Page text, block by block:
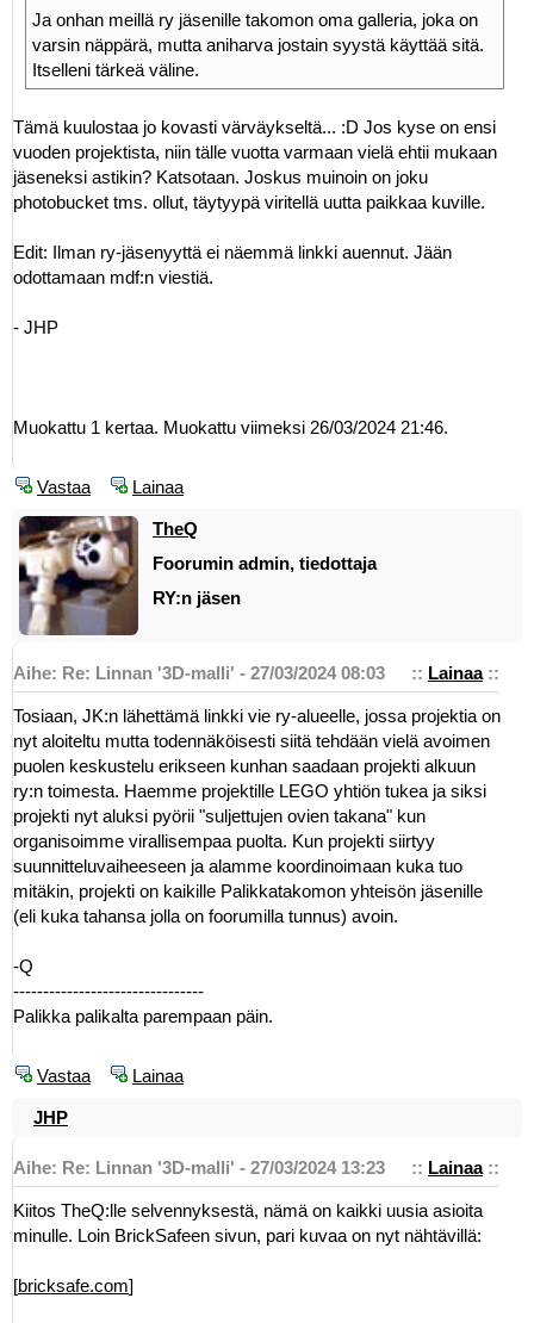
Ja onhan meillä ry jäsenille takomon oma galleria, joka on
varsin näppärä, mutta aniharva jostain syystä käyttää sitä.
Itselleni tärkeä väline.
Tämä kuulostaa jo kovasti värväykseltä... :D Jos kyse on ensi
vuoden projektista, niin tälle vuotta varmaan vielä ehtii mukaan
jäseneksi astikin? Katsotaan. Joskus muinoin on joku
photobucket tms. ollut, täytyypä viritellä uutta paikkaa kuville.
Edit: Ilman ry-jäsenyyttä ei näemmä linkki auennut. Jään
odottamaan mdf:n viestiä.
- JHP
Muokattu 1 kertaa. Muokattu viimeksi 26/03/2024 21:46.
Vastaa Lainaa
TheQ
Foorumin admin, tiedottaja
RY:n jäsen
:: Lainaa::
Aihe: Re: Linnan '3D-malli' - 27/03/2024 08:03
Tosiaan, JK:n lähettämä linkki vie ry-alueelle, jossa projektia on
nyt aloiteltu mutta todennäköisesti siitä tehdään vielä avoimen
puolen keskustelu erikseen kunhan saadaan projekti alkuun
ry:n toimesta. Haemme projektille LEGO yhtiön tukea ja siksi
projekti nyt aluksi pyörii "suljettujen ovien takana" kun
organisoimme virallisempaa puolta. Kun projekti siirtyy
suunnitteluvaiheeseen ja alamme koordinoimaan kuka tuo
mitäkin, projekti on kaikille Palikkatakomon yhteisön jäsenille
(eli kuka tahansa jolla on foorumilla tunnus) avoin.
-Q
--------------------------------
Palikka palikalta parempaan päin.
Vastaa Lainaa
JHP
:: Lainaa::
Aihe: Re: Linnan '3D-malli' - 27/03/2024 13:23
Kiitos TheQ:lle selvennyksestä, nämä on kaikki uusia asioita
minulle. Loin BrickSafeen sivun, pari kuvaa on nyt nähtävillä:
[bricksafe.com]